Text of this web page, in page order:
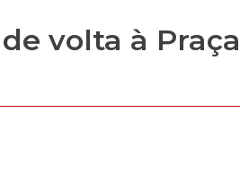
volta à Praça